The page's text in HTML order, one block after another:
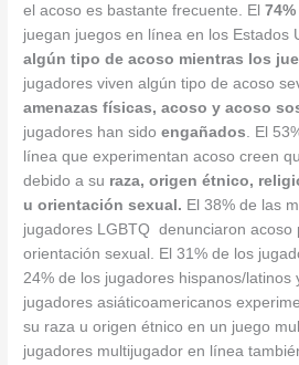
el acoso es bastante frecuente. El74%
juegan juegos en línea en los Estados
algún tipo de acoso mientras los
jugadores viven algún tipo de acoso
amenazas físicas, acoso y acoso
jugadores han sidoengañados . El
línea que experimentan acoso creen
debido a su raza, origen étnico,
u orientación sexual. El 38% de las
jugadores LGBTQ denunciaron acoso
orientación sexual. El 31% de los
24% de los jugadores hispanos/latinos
jugadores asiáticoamericanos
su raza u origen étnico en un juego
jugadores multijugador en línea